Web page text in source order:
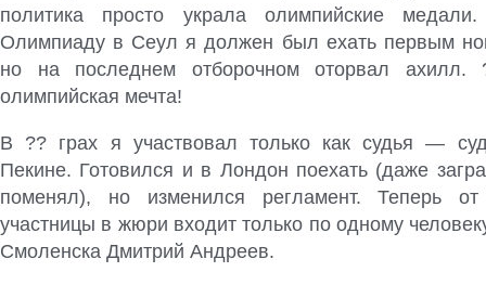
политика просто украла олимпийские
Олимпиаду в Сеул я должен был ехать первым
но на последнем отборочном оторвал
олимпийская мечта!
В ?? грах я участвовал только как судья —
Пекине. Готовился и в Лондон поехать (даже
поменял), но изменился регламент. Теперь
участницы в жюри входит только по одному
Смоленска Дмитрий Андреев.